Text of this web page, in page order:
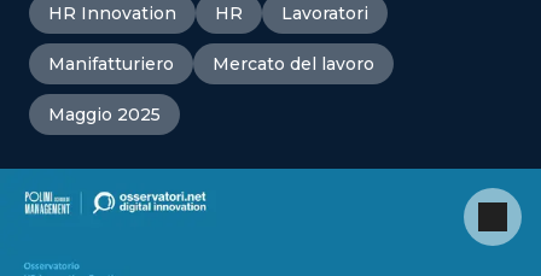
HR Innovation HR Lavoratori
Manifatturiero Mercato del lavoro
Maggio 2025